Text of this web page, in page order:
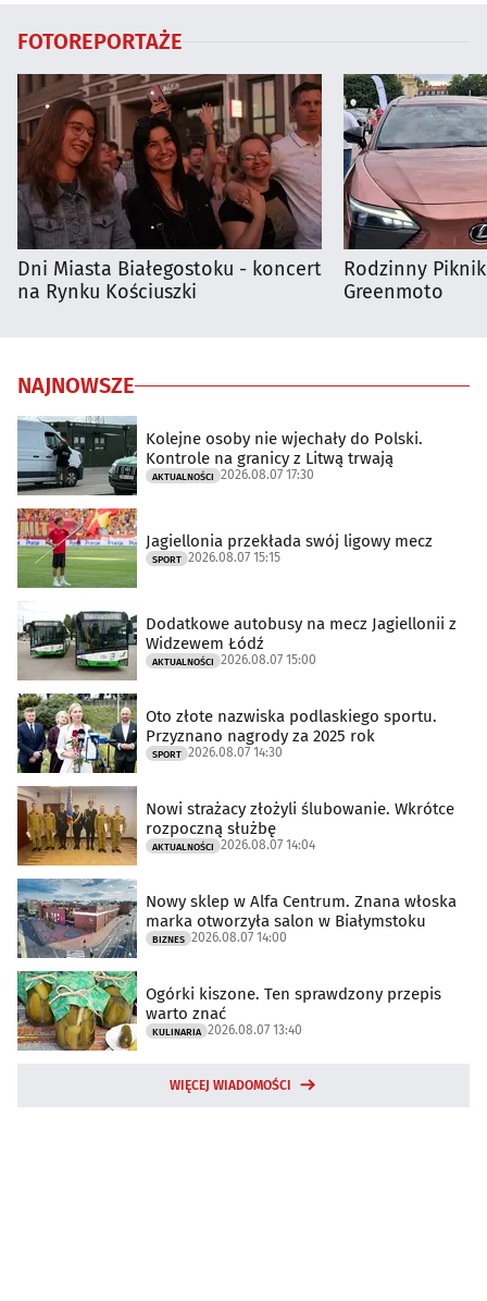
FOTOREPORTAŻE
Dni Miasta Białegostoku - koncert
na Rynku Kościuszki
Rodzinny
Greenmoto
NAJNOWSZE
Kolejne osoby nie wjechały do Polski.
Kontrole na granicy z Litwą trwają
AKTUALNOŚCI 2026.08.07 17:30
Jagiellonia przekłada swój ligowy mecz
SPORT 2026.08.07 15:15
Dodatkowe autobusy na mecz Jagiellonii z
Widzewem Łódź
AKTUALNOŚCI 2026.08.07 15:00
Oto złote nazwiska podlaskiego sportu.
Przyznano nagrody za 2025 rok
SPORT 2026.08.07 14:30
Nowi strażacy złożyli ślubowanie. Wkrótce
rozpoczną służbę
AKTUALNOŚCI 2026.08.07 14:04
Nowy sklep w Alfa Centrum. Znana włoska
marka otworzyła salon w Białymstoku
BIZNES 2026.08.07 14:00
Ogórki kiszone. Ten sprawdzony przepis
warto znać
KULINARIA 2026.08.07 13:40
WIĘCEJ WIADOMOŚCI